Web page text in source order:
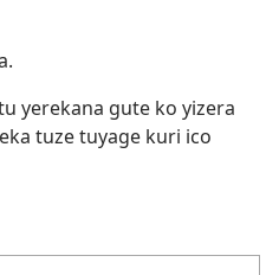
yerekana gute ko yizera
tuze tuyage kuri ico